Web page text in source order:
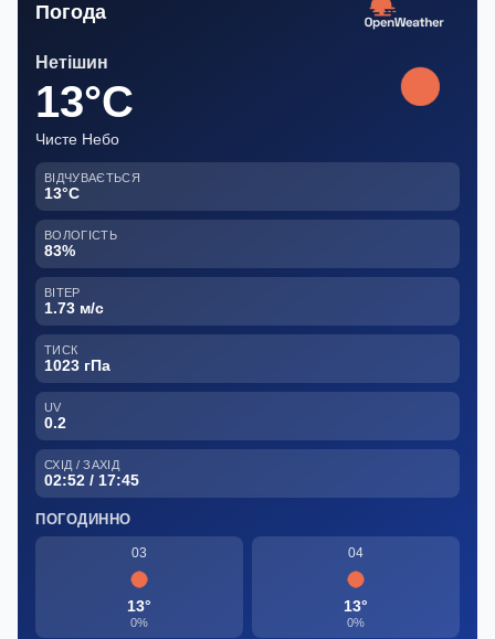
Погода
Нетішин
13°C
Чисте Небо
ВІДЧУВАЄТЬСЯ
13°C
ВОЛОГІСТЬ
83%
ВІТЕР
1.73 м/с
ТИСК
1023 гПа
UV
0.2
СХІД / ЗАХІД
02:52 / 17:45
ПОГОДИННО
03
13°
0%
04
13°
0%